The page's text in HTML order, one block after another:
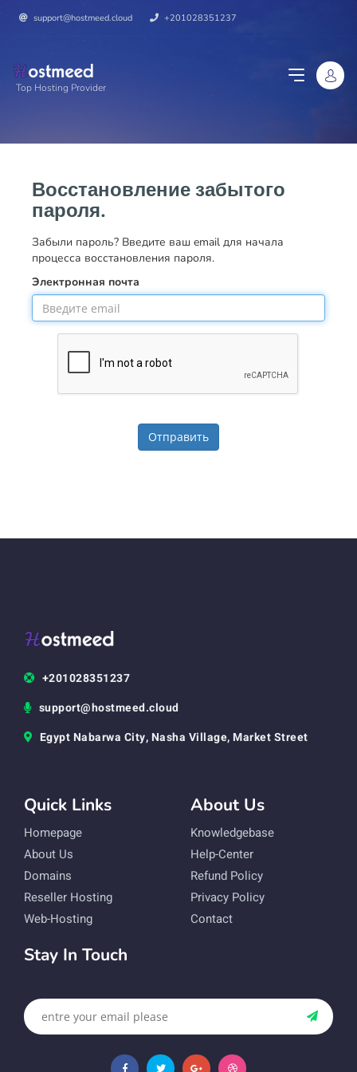
support@hostmeed.cloud +201028351237
Top Hosting Provider
Восстановление забытого
пароля.
Забыли пароль? Введите ваш email для начала
процесса восстановления пароля.
Электронная почта
Отправить
+201028351237
support@hostmeed.cloud
Egypt Nabarwa City, Nasha Village, Market Street
Quick Links
Homepage
About Us
Domains
Reseller Hosting
Web-Hosting
About Us
Knowledgebase
Help-Center
Refund Policy
Privacy Policy
Contact
Stay In Touch